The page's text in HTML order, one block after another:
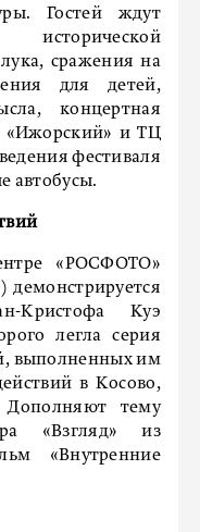
Гостей ждут
сражения на
для детей,
концертная
и ТЦ
фестиваля
автобусы.
«РОСФОТО»
Кристофа Куэ
легла серия
выполненных им
в Косово,
Дополняют тему
«Взгляд» из
«Внутренние